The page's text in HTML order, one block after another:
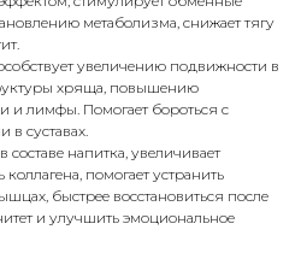
метаболизма, снижает тягу
увеличению подвижности в
хряща, повышению
и лимфы. Помогает бороться с
в суставах.
напитка, увеличивает
помогает устранить
быстрее восстановиться после
и улучшить эмоциональное